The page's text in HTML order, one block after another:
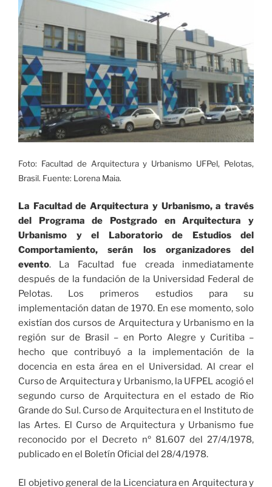
Foto: Facultad de Arquitectura y Urbanismo UFPel, Pelotas,
Brasil. Fuente: Lorena Maia.
La Facultad de Arquitectura y Urbanismo, a través
del Programa de Postgrado en Arquitectura y
Urbanismo y el Laboratorio de Estudios del
Comportamiento, serán los organizadores del
evento. La Facultad fue creada inmediatamente
después de la fundación de la Universidad Federal de
Pelotas. Los primeros estudios para su
implementación datan de 1970. En ese momento, solo
existían dos cursos de Arquitectura y Urbanismo en la
región sur de Brasil – en Porto Alegre y Curitiba –
hecho que contribuyó a la implementación de la
docencia en esta área en el Universidad. Al crear el
Curso de Arquitectura y Urbanismo, la UFPEL acogió el
segundo curso de Arquitectura en el estado de Rio
Grande do Sul. Curso de Arquitectura en el Instituto de
las Artes. El Curso de Arquitectura y Urbanismo fue
reconocido por el Decreto nº 81.607 del 27/4/1978,
publicado en el Boletín Oficial del 28/4/1978.
El objetivo general de la Licenciatura en Arquitectura y